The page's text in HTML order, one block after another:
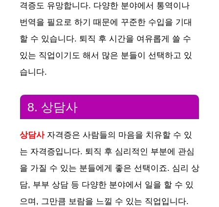
격증도 유망합니다. 다양한 분야에서 통역이나
번역을 필요로 하기 때문에 꾸준한 수입을 기대
할 수 있습니다. 퇴직 후 시간을 여유롭게 쓸 수
있는 직업이기도 해서 많은 분들이 선택하고 있
습니다.
8. 상담사
상담사자격증은 사람들의 마음을 치유할 수 있
는 자격증입니다. 퇴직 후 심리적인 부분에 관심
을 가질 수 있는 분들에게 좋은 선택이죠. 심리 상
담, 부부 상담 등 다양한 분야에서 일을 할 수 있
으며, 그만큼 보람을 느낄 수 있는 직업입니다.